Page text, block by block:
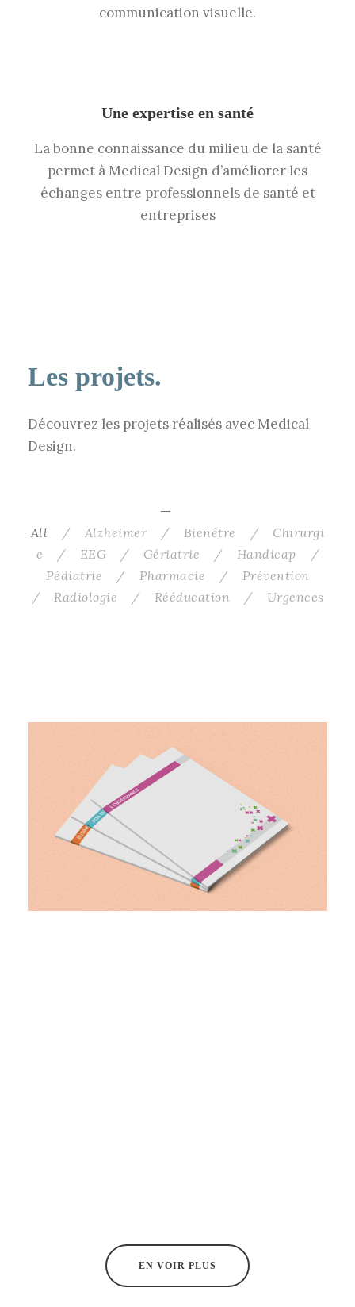
communication visuelle.
Une expertise en santé
La bonne connaissance du milieu de la santé
permet à Medical Design d’améliorer les
échanges entre professionnels de santé et
entreprises
Les projets.
Découvrez les projets réalisés avec Medical
Design.
All / Alzheimer / Bienêtre /
Chirurgi
e
/ EEG / Gériatrie / Handicap
/
Pédiatrie
/ Pharmacie /
Prévention
/
Radiologie / Rééducation / Urgences
EN VOIR PLUS